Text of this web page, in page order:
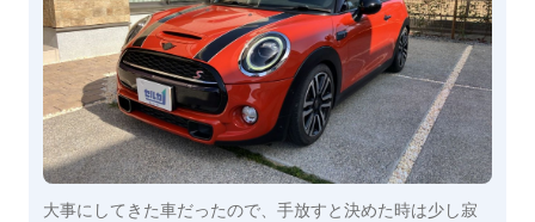
大事にしてきた車だったので、手放すと決めた時は少し寂